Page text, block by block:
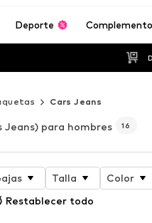
Deporte
Cars Jeans
Jeans) para hombres 16
Talla Color
Restablecer todo